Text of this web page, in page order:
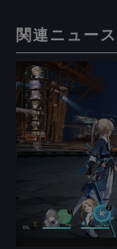
関連ニュース